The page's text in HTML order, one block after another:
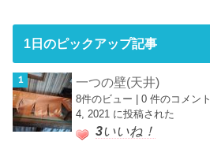
1日のピックアップ記事
一つの壁(天井)
8件のビュー |0 件のコメント
4, 2021 に投稿された
3いいね！